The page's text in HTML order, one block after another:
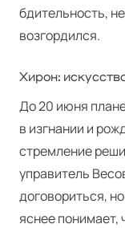
бдительность,
возгордился.
Хирон:
До 20 июня
в изгнании и
стремление
управитель
договориться,
яснее понимает,